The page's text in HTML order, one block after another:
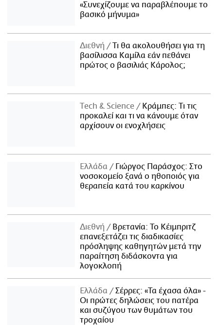
«Συνεχίζουμε να παραβλέπουμε το
βασικό μήνυμα»
Διεθνή
Τι θα ακολουθήσει για τη
βασίλισσα Καμίλα εάν πεθάνει
πρώτος ο βασιλιάς Κάρολος;
Τech & Science
Κράμπες: Τι τις
προκαλεί και τι να κάνουμε όταν
αρχίσουν οι ενοχλήσεις
Ελλάδα
Γιώργος Παράσχος: Στο
νοσοκομείο ξανά ο ηθοποιός για
θεραπεία κατά του καρκίνου
Διεθνή
Βρετανία: Το Κέιμπριτζ
επανεξετάζει τις διαδικασίες
πρόσληψης καθηγητών μετά την
παραίτηση διδάσκοντα για
λογοκλοπή
Ελλάδα
Σέρρες: «Τα έχασα όλα» -
Οι πρώτες δηλώσεις του πατέρα
και συζύγου των θυμάτων του
τροχαίου